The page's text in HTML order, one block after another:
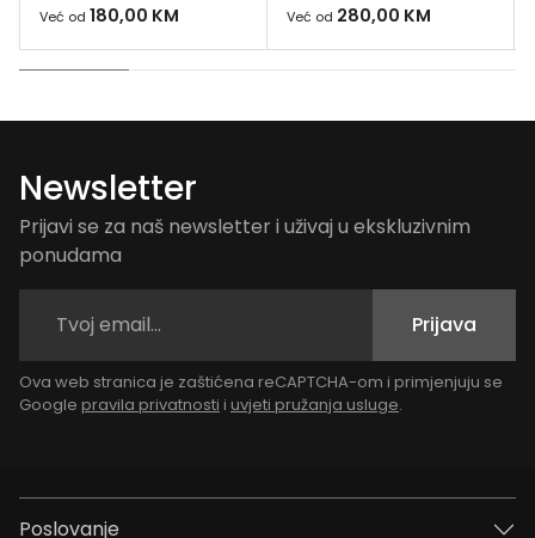
Već od 180,00 KM Već od 280,00 KM
Newsletter
Prijavi se za naš newsletter i uživaj u ekskluzivnim
ponudama
Prijava
Ova web stranica je zaštićena reCAPTCHA-om i primjenjuju se
Google pravila privatnosti i uvjeti pružanja usluge.
Poslovanje